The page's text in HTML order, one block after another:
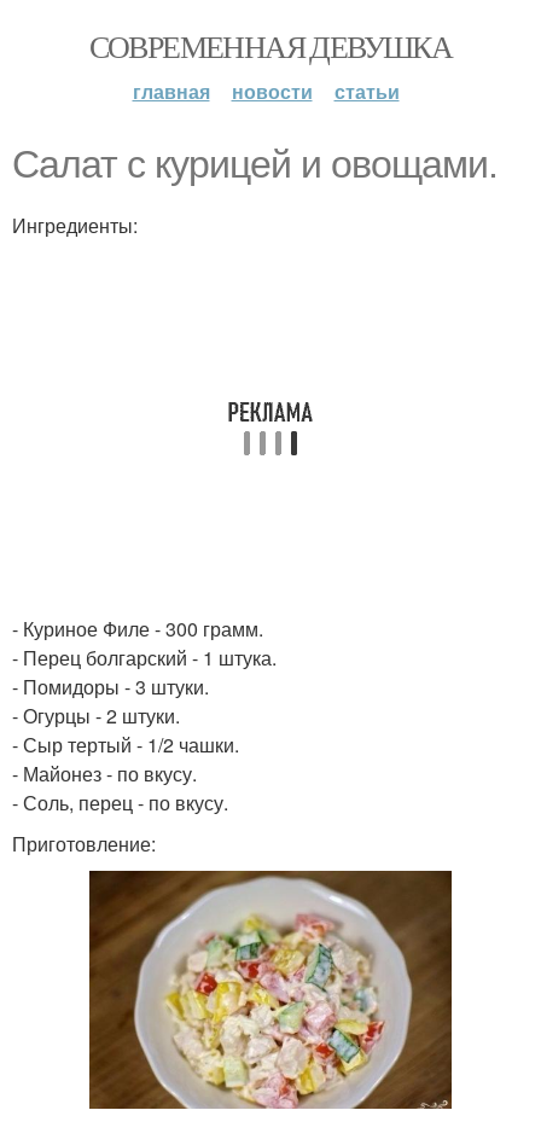
СОВРЕМЕННАЯ ДЕВУШКА
главная новости статьи
Салат с курицей и овощами.
Ингредиенты:
- Куриное Филе - 300 грамм.
- Перец болгарский - 1 штука.
- Помидоры - 3 штуки.
- Огурцы - 2 штуки.
- Сыр тертый - 1/2 чашки.
- Майонез - по вкусу.
- Соль, перец - по вкусу.
Приготовление: